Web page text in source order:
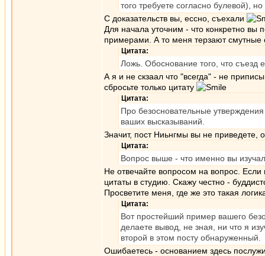
того требуете согласно булевой),
С доказательств вы, ессно, съехали
Для начала уточним - что конкретно вы
примерами. А то меня терзают
Цитата:
Ложь. Обоснование того, что съезд
А я и не скзаал что "всегда" - не
сбросьте только цитату
Цитата:
Про безосновательные
ваших высказываний.
Значит, пост Ниьнгмы вы не приведете,
Цитата:
Вопрос выше - что именно вы
Не отвечайте вопросом на вопрос. Если
цитаты в студию. Скажу честно -
Просветите меня, где же это такая
Цитата:
Вот простейший пример вашего
делаете вывод, не зная, ни что я
второй в этом посту обнаруженный.
Ошибаетесь - основанием здесь